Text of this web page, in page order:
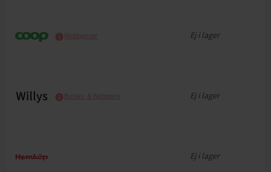
Webbpriser Ej i lager
Butiks- & Webbpris Ej i lager
Ej i lager